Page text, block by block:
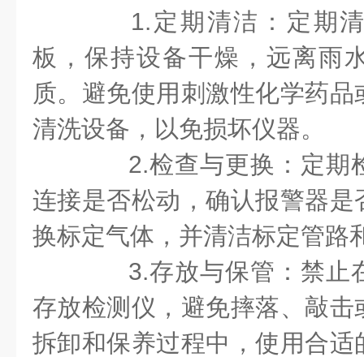
1.定期清洁：定期清
板，保持设备干燥，远离雨
质。避免使用刺激性化学药
清洗设备，以免损坏仪器。
2.检查与更换：定期
连接是否松动，确认报警器
换标定气体，并清洁标定管路
3.存放与保管：禁止
存放检测仪，避免摔落、敲
拆卸和保养过程中，使用合